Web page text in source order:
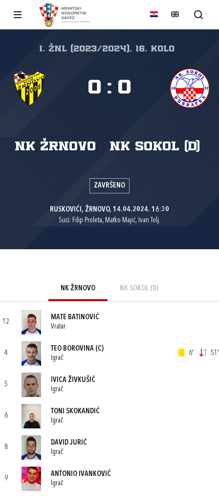
1. ŽNL (2023/2024), 16. kolo
NK Žrnovo NK Sokol (D)
0 : 0
ZAVRŠENO
RUSKOVIĆI, ŽRNOVO, 14.04.2024. 16:30
Suci: Filip Proleta, Matko Majić, Ivan Tolj.
NK ŽRNOVO NK SOKOL (D)
12
MATE BATINOVIĆ
Vratar
4
TEO BOROVINA (C)
Igrač
6' 51'
5
IVICA ŽIVKUŠIĆ
Igrač
6
TONI SKOKANDIĆ
Igrač
8
DAVID JURIĆ
Igrač
9
ANTONIO IVANKOVIĆ
Igrač